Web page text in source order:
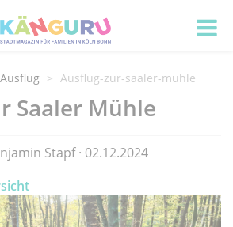
Ausflug Ausflug-zur-saaler-muhle
Saaler Mühle
Stapf · 02.12.2024